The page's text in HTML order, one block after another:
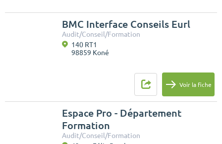
BMC Interface Conseils Eurl
Audit/Conseil/Formation
140 RT1
98859 Koné
Voir la fiche
Espace Pro - Département
Formation
Audit/Conseil/Formation